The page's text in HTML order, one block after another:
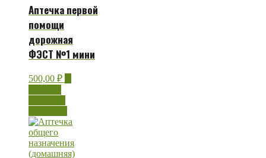
Аптечка первой
помощи
дорожная
ФЭСТ №1 мини
500,00 ₽